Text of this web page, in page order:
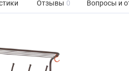
Отзывы 0 Вопросы и